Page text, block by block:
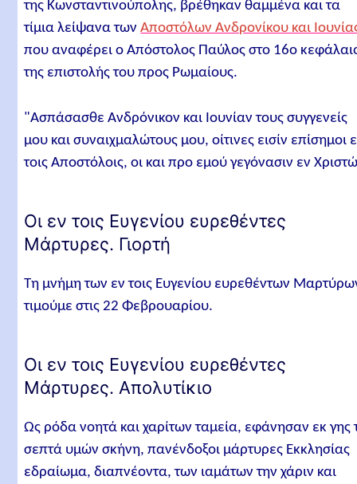
της Κωνσταντινούπολης, βρέθηκαν θαμμένα και τα
τίμια λείψανα τωνΑποστόλων Aνδρονίκου και
που αναφέρει ο Απόστολος Παύλος στο 16ο
της επιστολής του προς Ρωμαίους.
"Aσπάσασθε Aνδρόνικον και Iουνίαν τους συγγενείς
μου και συναιχμαλώτους μου, οίτινες εισίν επίσημοι
τοις Aποστόλοις, οι και προ εμού γεγόνασιν εν
Οι εν τοις Ευγενίου ευρεθέντες
Μάρτυρες. Γιορτή
Τη μνήμη των εν τοις Ευγενίου ευρεθέντων
τιμούμε στις 22 Φεβρουαρίου.
Οι εν τοις Ευγενίου ευρεθέντες
Μάρτυρες. Απολυτίκιο
Ως ρόδα νοητά και χαρίτων ταμεία, εφάνησαν εκ γης
σεπτά υμών σκήνη, πανένδοξοι μάρτυρες Εκκλησίας
εδραίωμα, διαπνέοντα, των ιαμάτων την χάριν και